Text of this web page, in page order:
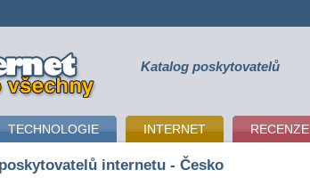
Katalog poskytovatelů
TECHNOLOGIE INTERNET RECENZE
internetu - Česko